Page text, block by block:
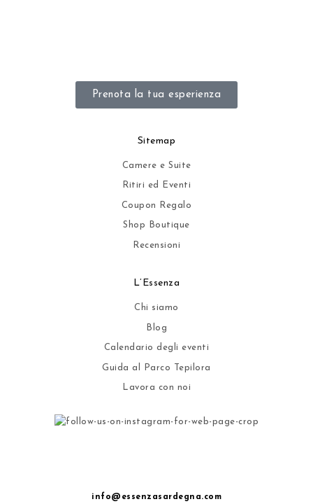
Prenota la tua esperienza
Sitemap
Camere e Suite
Ritiri ed Eventi
Coupon Regalo
Shop Boutique
Recensioni
L’Essenza
Chi siamo
Blog
Calendario degli eventi
Guida al Parco Tepilora
Lavora con noi
info@essenzasardegna.com